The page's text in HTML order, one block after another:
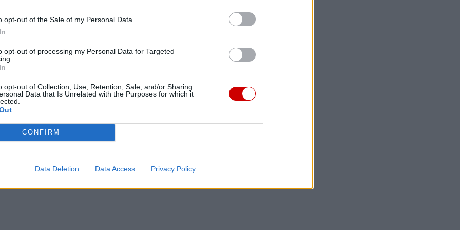
opt-out of the Sale of my Personal Data.
opt-out of processing my Personal Data for Targeted
opt-out of Collection, Use, Retention, Sale, and/or Sharing
Data that Is Unrelated with the Purposes for which it
CONFIRM
Data Deletion Data Access Privacy Policy
tu dla Ciebie!
z życia Kościoła w Polsce i na świecie.
będzie coraz trudniejsze.
za pośrednictwem serwisu Patronite.
Więcej informacji znajdziesz